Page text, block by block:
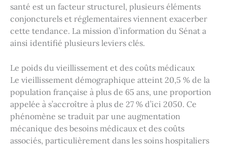
santé est un facteur structurel, plusieurs éléments
conjoncturels et réglementaires viennent exacerber
cette tendance. La mission d’information du Sénat a
ainsi identifié plusieurs leviers clés.
Le poids du vieillissement et des coûts médicaux
Le vieillissement démographique atteint 20,5 % de la
population française à plus de 65 ans, une proportion
appelée à s’accroître à plus de 27 % d’ici 2050. Ce
phénomène se traduit par une augmentation
mécanique des besoins médicaux et des coûts
associés, particulièrement dans les soins hospitaliers